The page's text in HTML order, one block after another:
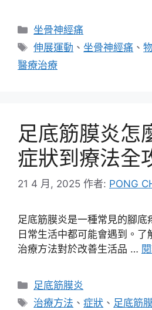
分
類
坐骨神經痛
標
籤
伸展運動 、坐骨神經痛 、
醫療治療
足底筋膜炎怎
症狀到療法全
21 4 月, 2025 作者: PONG
足底筋膜炎是一種常見的腳底
日常生活中都可能會遇到。了
治療方法對於改善生活品 …
分
類
足底筋膜炎
標
治療方法 、症狀 、 足底筋